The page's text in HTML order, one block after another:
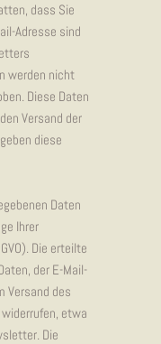
dass Sie
Adresse sind
werden nicht
Diese Daten
Versand der
diese
Daten
Ihrer
Die erteilte
der E-Mail-
Versand des
etwa
Die